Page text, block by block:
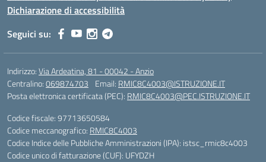
Dichiarazione di accessibilità
Seguici su:
Indirizzo:Via Ardeatina, 81 - 00042 - Anzio
Centralino:069874703 Email: RMIC8C4003@ISTRUZIONE.IT
Posta elettronica certificata (PEC): RMIC8C4003@PEC.ISTRUZIONE.IT
Codice fiscale: 97713650584
Codice meccanografico: RMIC8C4003
Codice Indice delle Pubbliche Amministrazioni (IPA): istsc_rmic8c4003
Codice unico di fatturazione (CUF): UFYDZH